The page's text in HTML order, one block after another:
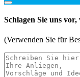
Schlagen Sie uns
(Verwenden Sie für